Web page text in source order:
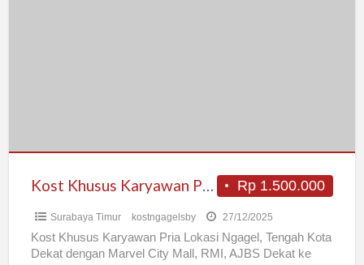
Rp 1.500.000
Kost Khusus Karyawan Pria di Ngagel
Surabaya Timur kostngagelsby 27/12/2025
Kost Khusus Karyawan Pria Lokasi Ngagel, Tengah Kota
Dekat dengan Marvel City Mall, RMI, AJBS Dekat ke